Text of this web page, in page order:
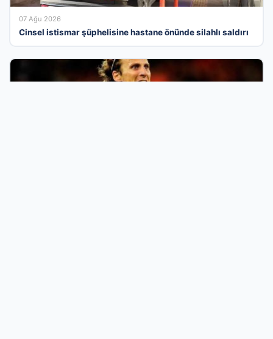
07 Ağu 2026
Cinsel istismar şüphelisine hastane önünde silahlı saldırı